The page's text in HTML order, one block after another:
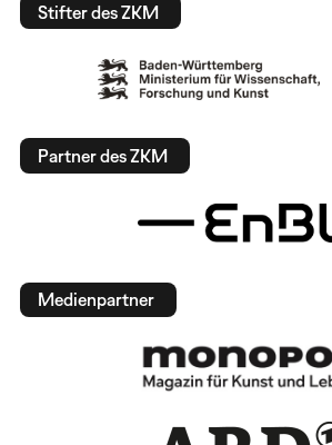
Stifter des ZKM
Partner des ZKM
Medienpartner